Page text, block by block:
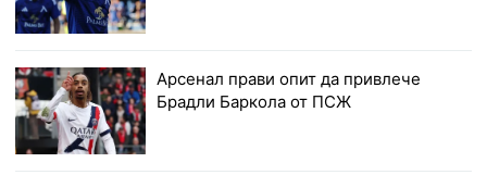
Арсенал прави опит да привлече
Брадли Баркола от ПСЖ